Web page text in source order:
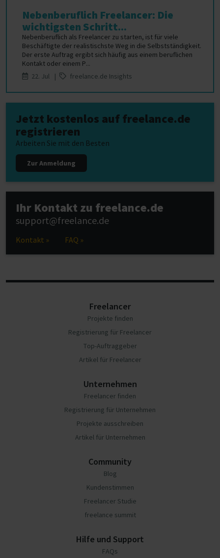
Nebenberuflich Freelancer: Die
wichtigsten Schritt...
Nebenberuflich als Freelancer zu starten, ist für viele
Beschäftigte der realistischste Weg in die Selbstständigkeit.
Der erste Auftrag ergibt sich häufig aus einem beruflichen
Kontakt oder einem P...
22. Jul |
freelance.de Insights
Jetzt kostenlos auf freelance.de
registrieren
Arbeiten Sie mit den Besten
Zur Anmeldung
Ihr Kontakt zu freelance.de
support@freelance.de
Kontakt » FAQ »
Freelancer
Projekte finden
Registrierung für Freelancer
Top-Auftraggeber
Artikel für Freelancer
Unternehmen
Freelancer finden
Registrierung für Unternehmen
Projekte ausschreiben
Artikel für Unternehmen
Community
Blog
Kundenstimmen
Freelancer Studie
freelance summit
Hilfe und Support
FAQs